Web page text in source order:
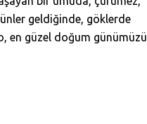
geldiğinde, göklerde
en güzel doğum günümüzü